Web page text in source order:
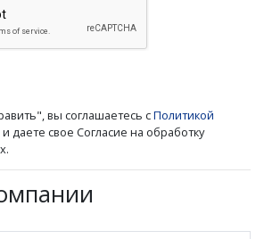
вы соглашаетесь сПолитикой
и даете свое Согласие на обработку